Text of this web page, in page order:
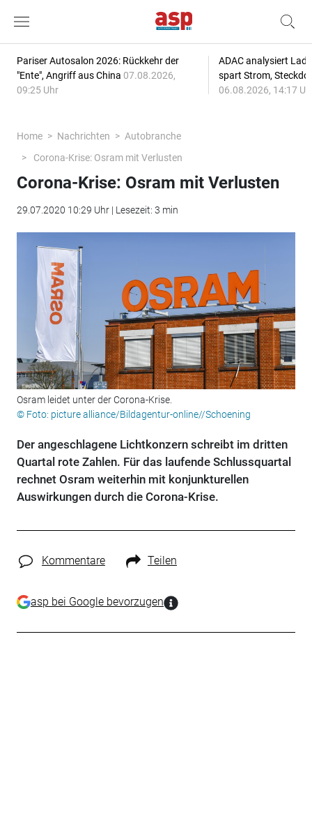
Pariser Autosalon 2026: Rückkehr der
"Ente", Angriff aus China 07.08.2026,
09:25 Uhr
ADAC analysiert
spart Strom,
06.08.2026, 14:17
Home Nachrichten
Autobranche
Corona-Krise: Osram mit Verlusten
Corona-Krise: Osram mit Verlusten
29.07.2020 10:29 Uhr | Lesezeit: 3 min
Osram leidet unter der Corona-Krise.
© Foto: picture alliance/Bildagentur-online//Schoening
Der angeschlagene Lichtkonzern schreibt im dritten
Quartal rote Zahlen. Für das laufende Schlussquartal
rechnet Osram weiterhin mit konjunkturellen
Auswirkungen durch die Corona-Krise.
Kommentare Teilen
asp bei Google bevorzugen